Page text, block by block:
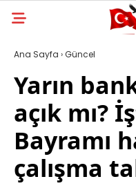
Ana Sayfa ›Güncel
Yarın
açık mı?
Bayramı
çalışma